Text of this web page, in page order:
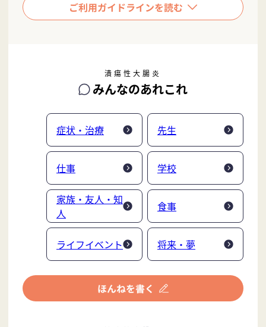
潰瘍性大腸炎
みんなのあれこれ
症状・治療 先生
仕事 学校
家族・友人・知
人
食事
ライフイベント 将来・夢